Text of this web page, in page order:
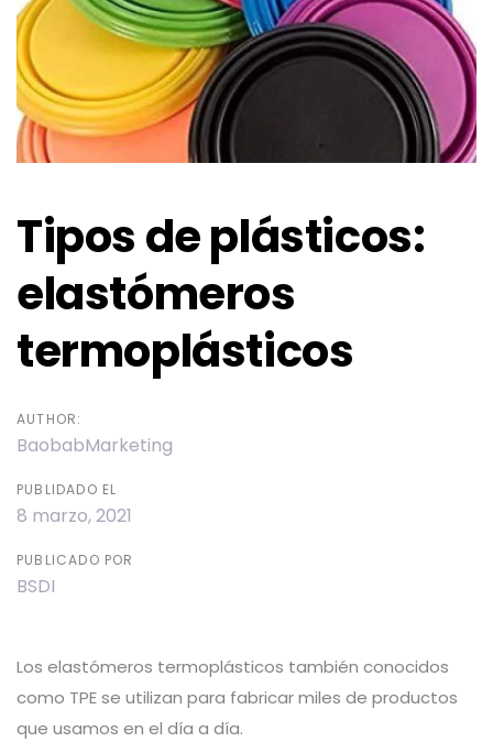
Tipos de plásticos:
elastómeros
termoplásticos
AUTHOR:
BaobabMarketing
PUBLIDADO EL
8 marzo, 2021
PUBLICADO POR
BSDI
Los elastómeros termoplásticos también conocidos
como TPE se utilizan para fabricar miles de productos
que usamos en el día a día.